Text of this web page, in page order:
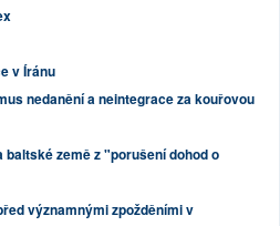
v Íránu
nedanění a neintegrace za kouřovou
baltské země z "porušení dohod o
významnými zpožděními v